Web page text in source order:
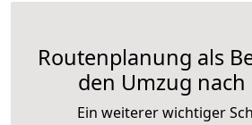
Routenplanung als
den Umzug
Ein weiterer wichtiger